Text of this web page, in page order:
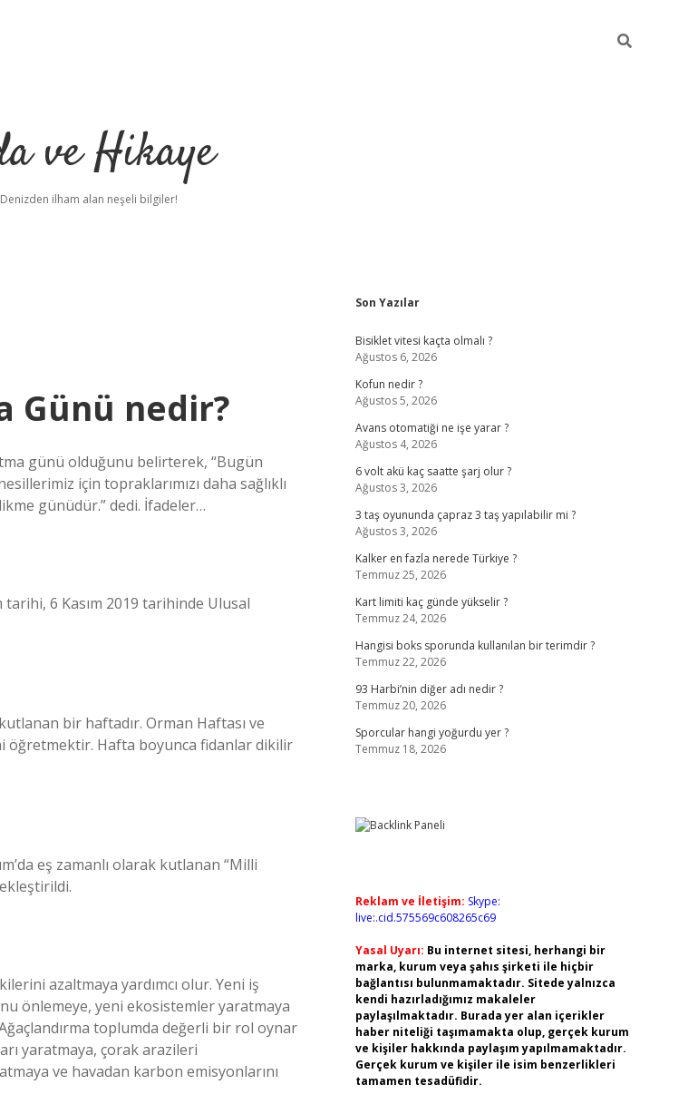
ve Hikaye
Denizden ilham alan neşeli bilgiler!
Günü nedir?
günü olduğunu belirterek, “Bugün
için topraklarımızı daha sağlıklı
günüdür.” dedi. İfadeler…
tarihi, 6 Kasım 2019 tarihinde Ulusal
bir haftadır. Orman Haftası ve
öğretmektir. Hafta boyunca fidanlar dikilir
eş zamanlı olarak kutlanan “Milli
azaltmaya yardımcı olur. Yeni iş
önlemeye, yeni ekosistemler yaratmaya
toplumda değerli bir rol oynar
yaratmaya, çorak arazileri
ve havadan karbon emisyonlarını
Sidebar
Son Yazılar
Bisiklet vitesi kaçta olmalı ?
Ağustos 6, 2026
Kofun nedir ?
Ağustos 5, 2026
Avans otomatiği ne işe yarar ?
Ağustos 4, 2026
6 volt akü kaç saatte şarj olur ?
Ağustos 3, 2026
3 taş oyununda çapraz 3 taş yapılabilir mi ?
Ağustos 3, 2026
Kalker en fazla nerede Türkiye ?
Temmuz 25, 2026
Kart limiti kaç günde yükselir ?
Temmuz 24, 2026
Hangisi boks sporunda kullanılan bir terimdir ?
Temmuz 22, 2026
93 Harbi’nin diğer adı nedir ?
Temmuz 20, 2026
Sporcular hangi yoğurdu yer ?
Temmuz 18, 2026
Reklam ve İletişim: Skype:
live:.cid.575569c608265c69
Yasal Uyarı: Bu internet sitesi, herhangi bir
marka, kurum veya şahıs şirketi ile hiçbir
bağlantısı bulunmamaktadır. Sitede yalnızca
kendi hazırladığımız makaleler
paylaşılmaktadır. Burada yer alan içerikler
haber niteliği taşımamakta olup, gerçek kurum
ve kişiler hakkında paylaşım yapılmamaktadır.
Gerçek kurum ve kişiler ile isim benzerlikleri
tamamen tesadüfidir.